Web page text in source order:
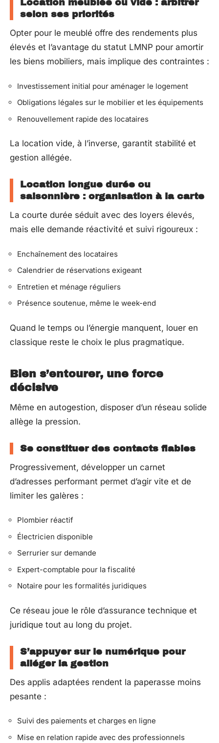
Location meublée ou vide : arbitrer
selon ses priorités
Opter pour le meublé offre des rendements plus
élevés et l’avantage du statut LMNP pour amortir
les biens mobiliers, mais implique des contraintes :
Investissement initial pour aménager le logement
Obligations légales sur le mobilier et les équipements
Renouvellement rapide des locataires
La location vide, à l’inverse, garantit stabilité et
gestion allégée.
Location longue durée ou
saisonnière : organisation à la carte
La courte durée séduit avec des loyers élevés,
mais elle demande réactivité et suivi rigoureux :
Enchaînement des locataires
Calendrier de réservations exigeant
Entretien et ménage réguliers
Présence soutenue, même le week-end
Quand le temps ou l’énergie manquent, louer en
classique reste le choix le plus pragmatique.
Bien s’entourer, une force
décisive
Même en autogestion, disposer d’un réseau solide
allège la pression.
Se constituer des contacts fiables
Progressivement, développer un carnet
d’adresses performant permet d’agir vite et de
limiter les galères :
Plombier réactif
Électricien disponible
Serrurier sur demande
Expert-comptable pour la fiscalité
Notaire pour les formalités juridiques
Ce réseau joue le rôle d’assurance technique et
juridique tout au long du projet.
S’appuyer sur le numérique pour
alléger la gestion
Des applis adaptées rendent la paperasse moins
pesante :
Suivi des paiements et charges en ligne
Mise en relation rapide avec des professionnels